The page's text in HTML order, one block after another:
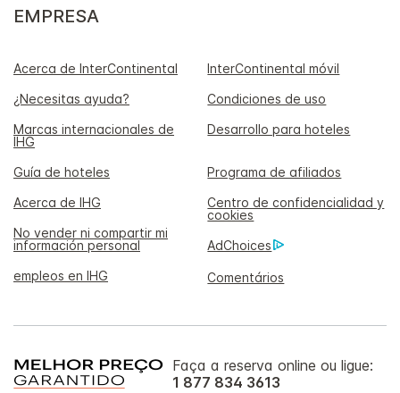
EMPRESA
Acerca de InterContinental
InterContinental móvil
¿Necesitas ayuda?
Condiciones de uso
Marcas internacionales de
IHG
Desarrollo para hoteles
Guía de hoteles
Programa de afiliados
Acerca de IHG
Centro de confidencialidad y
cookies
No vender ni compartir mi
información personal
AdChoices
empleos en IHG
Comentários
Faça a reserva online ou ligue:
1 877 834 3613